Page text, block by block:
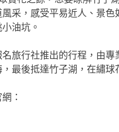
采，感受平易近人、景
油坑。
旅行社推出的行程，由
最後抵達竹子湖，在繡
：